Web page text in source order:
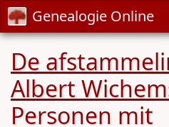
Genealogie Online
De
Albert
Personen mit